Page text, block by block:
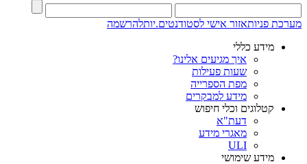
מערכת פניותאזור אישי לסטודנטים.יותלהרשמה
מידע כללי
איך מגיעים אלינו?
שעות פעילות
מפת הספרייה
מידע למבקרים
קטלוגים וכלי חיפוש
דעת"א
מאגרי מידע
ULI
מידע שימושי